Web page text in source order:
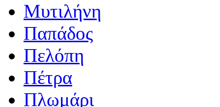
Μυτιλήνη
Παπάδος
Πελόπη
Πέτρα
Πλωμάρι